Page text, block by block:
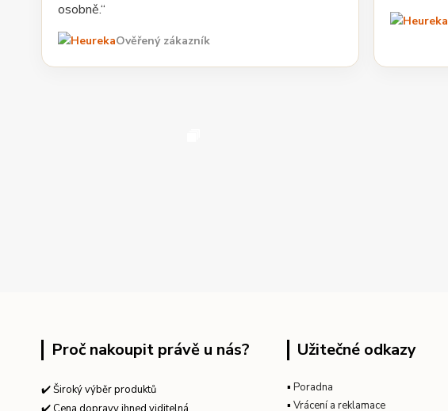
osobně.“
Ověřený zákazník
Proč nakoupit právě u nás?
✔️ Široký výběr produktů
Užitečné odkazy
▪ Poradna
▪ Vrácení a reklamace